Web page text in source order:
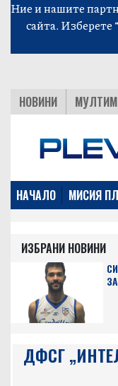
Ние и нашите
сайта. Изберете
НОВИНИ
НАЧАЛО МИСИЯ
ИЗБРАНИ НОВИНИ
ДФСГ